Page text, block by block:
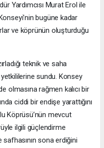
Yardımcısı Murat Erol ile
bugüne kadar
ve köprünün oluşturduğu
teknik ve saha
sundu. Konsey
olmasına rağmen kalıcı bir
ciddi bir endişe yarattığını
Köprüsü’nün mevcut
ilgili güçlendirme
safhasının sona erdiğini